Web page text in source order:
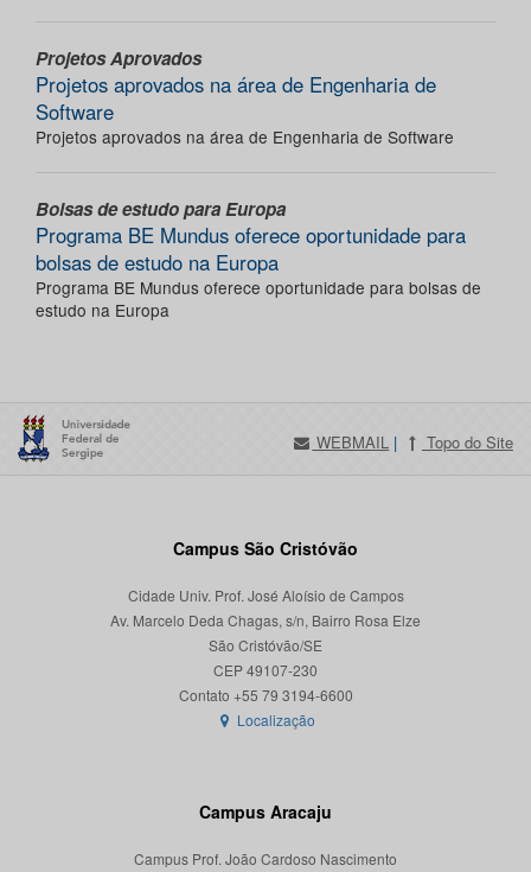
Projetos Aprovados
Projetos aprovados na área de Engenharia de
Software
Projetos aprovados na área de Engenharia de Software
Bolsas de estudo para Europa
Programa BE Mundus oferece oportunidade para
bolsas de estudo na Europa
Programa BE Mundus oferece oportunidade para bolsas de
estudo na Europa
WEBMAIL | Topo do Site
Campus São Cristóvão
Cidade Univ. Prof. José Aloísio de Campos
Av. Marcelo Deda Chagas, s/n, Bairro Rosa Elze
São Cristóvão/SE
CEP 49107-230
Localização
Campus Aracaju
Campus Prof. João Cardoso Nascimento